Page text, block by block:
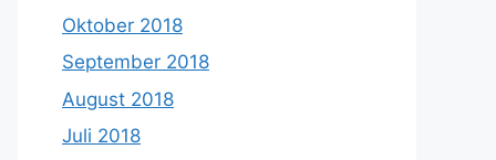
Oktober 2018
September 2018
August 2018
Juli 2018